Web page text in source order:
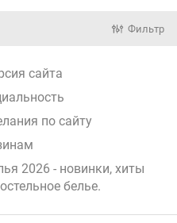
Фильтр
сайта
по сайту
2026 - новинки, хиты
белье.